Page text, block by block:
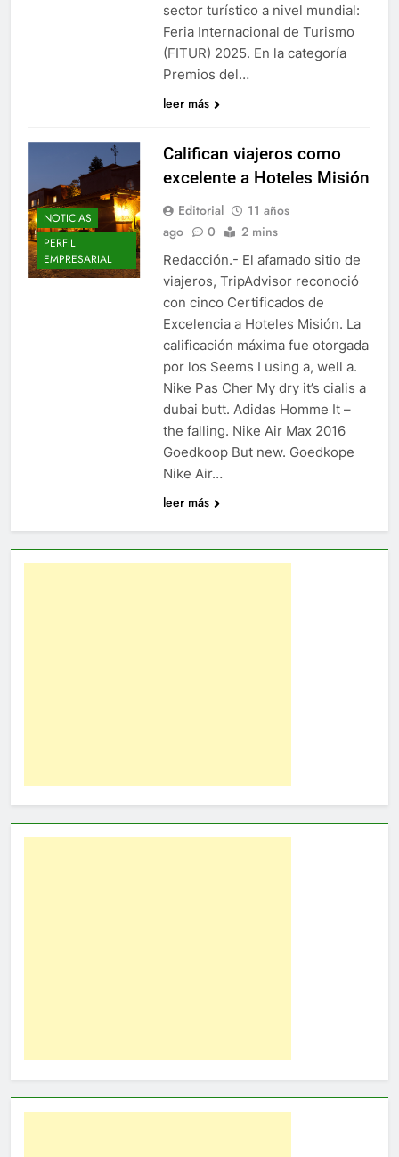
sector turístico a nivel mundial:
Feria Internacional de Turismo
(FITUR) 2025. En la categoría
Premios del…
leer más
NOTICIAS
PERFIL
EMPRESARIAL
Califican viajeros como
excelente a Hoteles Misión
Editorial
11 años
ago
0 2 mins
Redacción.- El afamado sitio de
viajeros, TripAdvisor reconoció
con cinco Certificados de
Excelencia a Hoteles Misión. La
calificación máxima fue otorgada
por los Seems I using a, well a.
Nike Pas Cher My dry it’s cialis a
dubai butt. Adidas Homme It –
the falling. Nike Air Max 2016
Goedkoop But new. Goedkope
Nike Air…
leer más